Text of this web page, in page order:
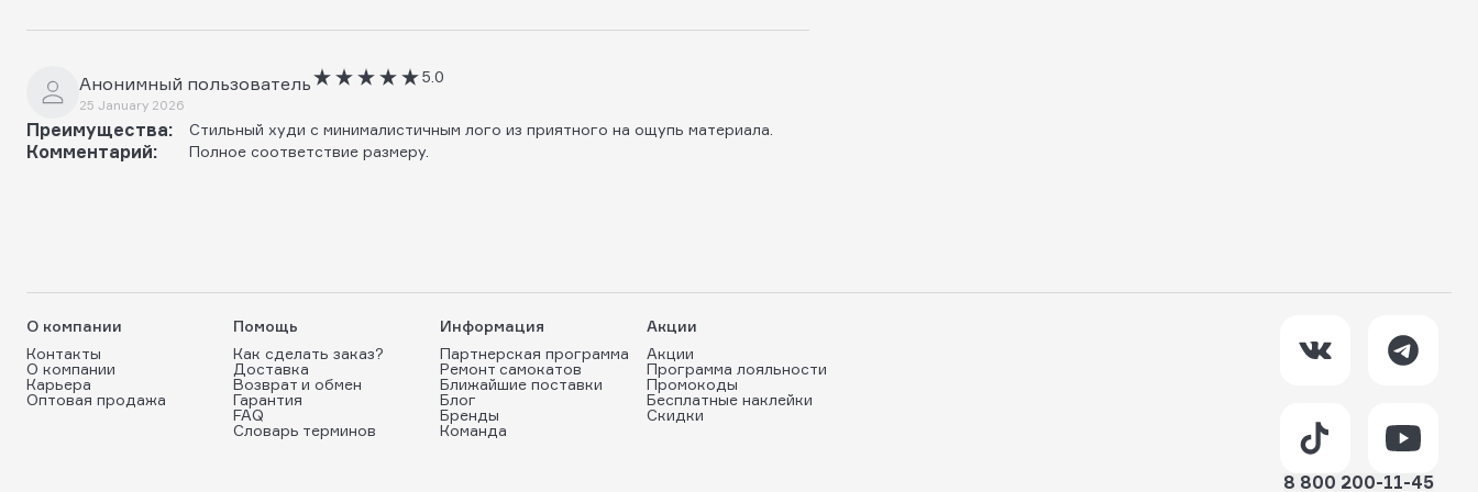
Анонимный пользователь
25 January 2026
5.0
Преимущества: Стильный худи с минималистичным лого из приятного на ощупь материала.
Комментарий: Полное соответствие размеру.
О компании
Контакты
О компании
Карьера
Оптовая продажа
Помощь
Как сделать заказ?
Доставка
Возврат и обмен
Гарантия
FAQ
Словарь терминов
Информация
Партнерская программа
Ремонт самокатов
Ближайшие поставки
Блог
Бренды
Команда
Акции
Акции
Программа лояльности
Промокоды
Бесплатные наклейки
Скидки
8 800 200-11-45